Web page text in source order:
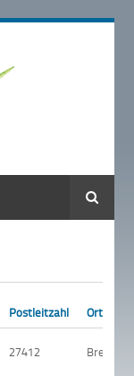
Suche
Postleitzahl
Ort
27412 Breddorf